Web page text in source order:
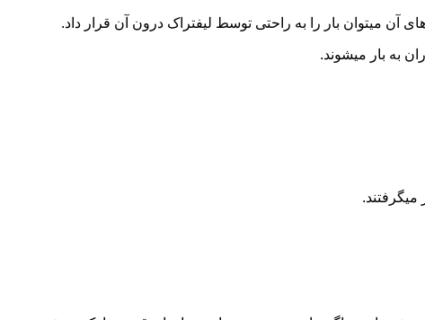
میتوان بار را به راحتی توسط لیفتراک درون آن قرار داد.
به بار میشوند.